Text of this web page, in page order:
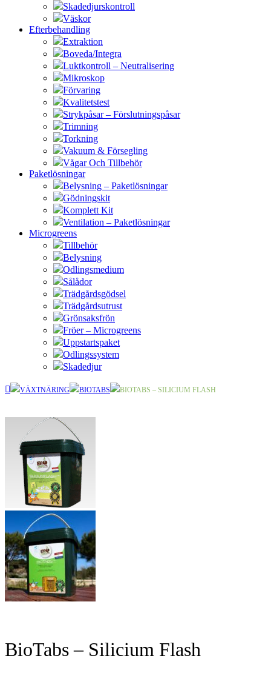
Skadedjurskontroll
Väskor
Efterbehandling
Extraktion
Boveda/Integra
Luktkontroll – Neutralisering
Mikroskop
Förvaring
Kvalitetstest
Strykpåsar – Förslutningspåsar
Trimning
Torkning
Vakuum & Försegling
Vågar Och Tillbehör
Paketlösningar
Belysning – Paketlösningar
Gödningskit
Komplett Kit
Ventilation – Paketlösningar
Microgreens
Tillbehör
Belysning
Odlingsmedium
Sålådor
Trädgårdsgödsel
Trädgårdsutrust
Grönsaksfrön
Fröer – Microgreens
Uppstartspaket
Odlingssystem
Skadedjur
VÄXTNÄRING BIOTABS BIOTABS – SILICIUM FLASH
BioTabs – Silicium Flash